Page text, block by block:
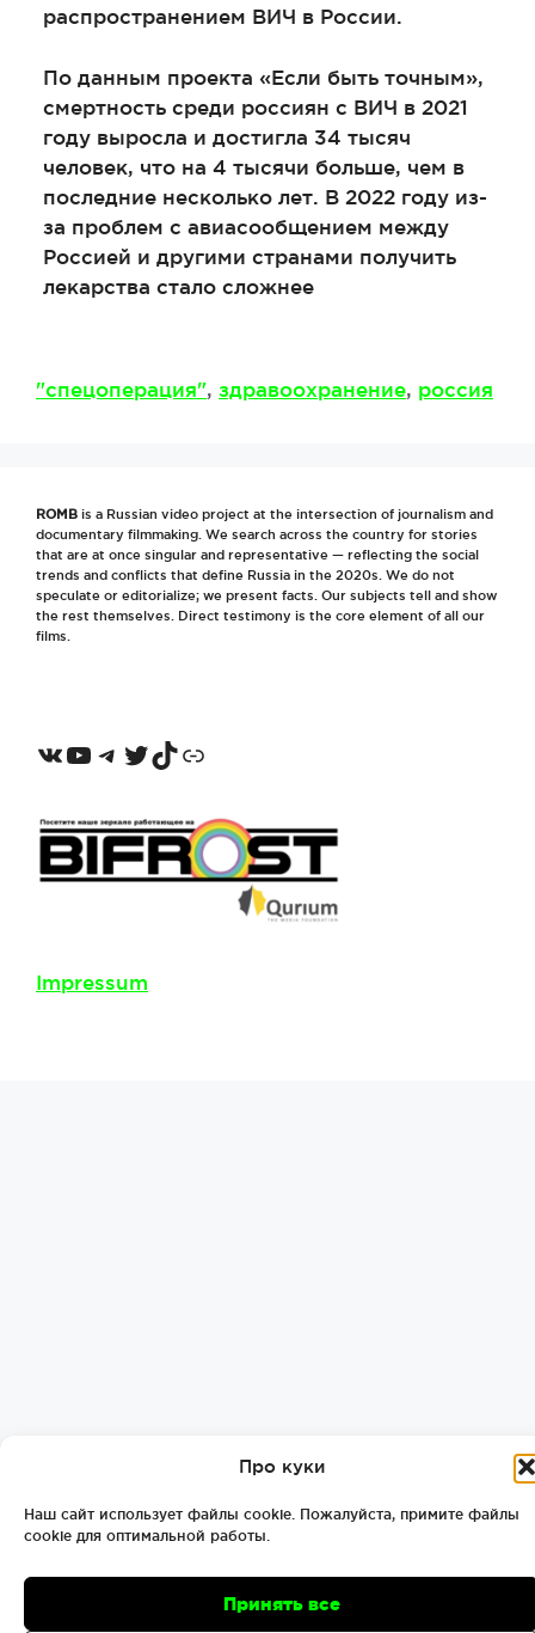
Про куки
Наш сайт использует файлы cookie. Пожалуйста, примите файлы
cookie для оптимальной работы.
Принять все
распространением ВИЧ в России.
По данным проекта «Если быть точным»,
смертность среди россиян с ВИЧ в 2021
году выросла и достигла 34 тысяч
человек, что на 4 тысячи больше, чем в
последние несколько лет. В 2022 году из-
за проблем с авиасообщением между
Россией и другими странами получить
лекарства стало сложнее
Метки
"спецоперация", здравоохранение, россия
ROMB is a Russian video project at the intersection of journalism and
documentary filmmaking. We search across the country for stories
that are at once singular and representative — reflecting the social
trends and conflicts that define Russia in the 2020s. We do not
speculate or editorialize; we present facts. Our subjects tell and show
the rest themselves. Direct testimony is the core element of all our
films.
VKontakte
YouTube
Telegram
Twitter
TikTok
Odnoklassniki
Impressum